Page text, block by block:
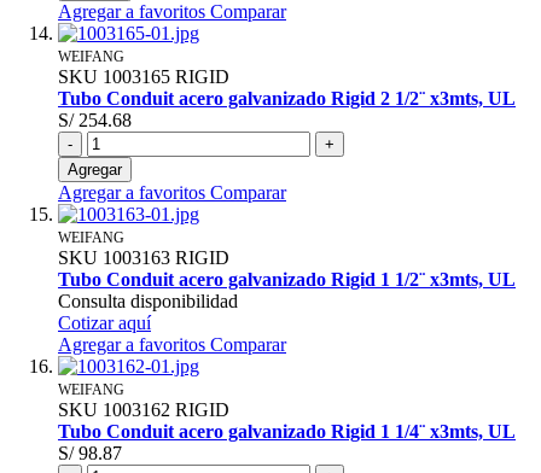
Agregar a favoritos Comparar
WEIFANG
SKU 1003165 RIGID
Tubo Conduit acero galvanizado Rigid 2 1/2¨ x3mts, UL
S/ 254.68
-
+
Agregar
Agregar a favoritos Comparar
WEIFANG
SKU 1003163 RIGID
Tubo Conduit acero galvanizado Rigid 1 1/2¨ x3mts, UL
Consulta disponibilidad
Cotizar aquí
Agregar a favoritos Comparar
WEIFANG
SKU 1003162 RIGID
Tubo Conduit acero galvanizado Rigid 1 1/4¨ x3mts, UL
S/ 98.87